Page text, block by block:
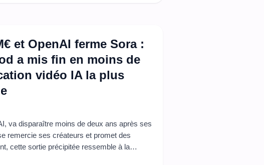
et OpenAI ferme Sora :
a mis fin en moins de
vidéo IA la plus
va disparaître moins de deux ans après ses
remercie ses créateurs et promet des
cette sortie précipitée ressemble à la